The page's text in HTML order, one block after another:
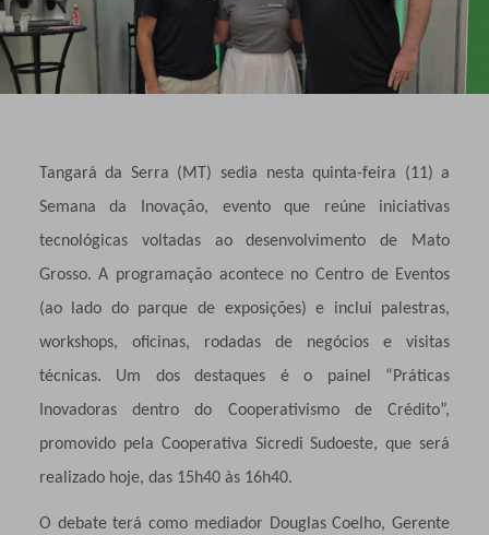
Tangará da Serra (MT) sedia nesta quinta-feira (11) a
Semana da Inovação, evento que reúne iniciativas
tecnológicas voltadas ao desenvolvimento de Mato
Grosso. A programação acontece no Centro de Eventos
(ao lado do parque de exposições) e inclui palestras,
workshops, oficinas, rodadas de negócios e visitas
técnicas. Um dos destaques é o painel “Práticas
Inovadoras dentro do Cooperativismo de Crédito”,
promovido pela Cooperativa Sicredi Sudoeste, que será
realizado hoje, das 15h40 às 16h40.
O debate terá como mediador Douglas Coelho, Gerente